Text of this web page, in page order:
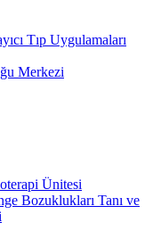
Tıp Uygulamaları
Merkezi
Ünitesi
Bozuklukları Tanı ve